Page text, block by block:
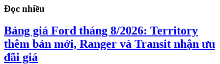
Đọc nhiều
Bảng giá Ford tháng 8/2026: Territory
thêm bản mới, Ranger và Transit nhận ưu
đãi giá